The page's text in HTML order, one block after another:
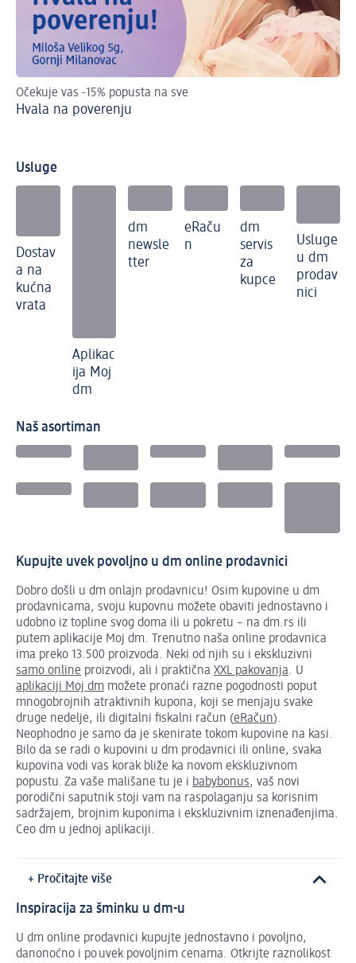
Očekuje vas -15% popusta na sve
Hvala na poverenju
Usluge
Dostav
a na
kućna
vrata
Aplikac
ija Moj
dm
dm
newsle
tter
eRaču
n
dm
servis
za
kupce
Usluge
u dm
prodav
nici
Naš asortiman
Kupujte uvek povoljno u dm online prodavnici
Dobro došli u dm onlajn prodavnicu! Osim kupovine u dm
prodavnicama, svoju kupovnu možete obaviti jednostavno i
udobno iz topline svog doma ili u pokretu – na dm.rs ili
putem aplikacije Moj dm. Trenutno naša online prodavnica
ima preko 13.500 proizvoda. Neki od njih su i ekskluzivni
samo online proizvodi, ali i praktična XXL pakovanja. U
aplikaciji Moj dm možete pronaći razne pogodnosti poput
mnogobrojnih atraktivnih kupona, koji se menjaju svake
druge nedelje, ili digitalni fiskalni račun (eRačun).
Neophodno je samo da je skenirate tokom kupovine na kasi.
Bilo da se radi o kupovini u dm prodavnici ili online, svaka
kupovina vodi vas korak bliže ka novom ekskluzivnom
popustu. Za vaše mališane tu je i babybonus, vaš novi
porodični saputnik stoji vam na raspolaganju sa korisnim
sadržajem, brojnim kuponima i ekskluzivnim iznenađenjima.
Ceo dm u jednoj aplikaciji.
+ Pročitajte više
Inspiracija za šminku u dm-u
U dm online prodavnici kupujte jednostavno i povoljno,
danonoćno i po uvek povoljnim cenama. Otkrijte raznolikost